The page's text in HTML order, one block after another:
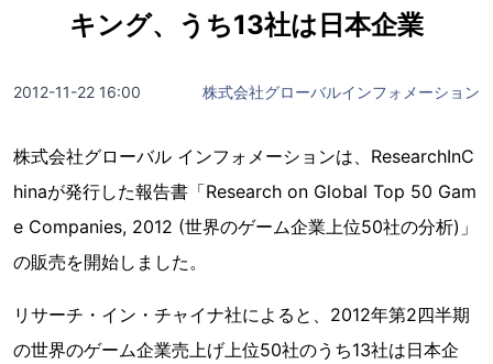
キング、うち13社は日本企業
2012-11-22 16:00 株式会社グローバルインフォメーション
株式会社グローバル インフォメーションは、ResearchInC
hinaが発行した報告書「Research on Global Top 50 Gam
e Companies, 2012 (世界のゲーム企業上位50社の分析)」
の販売を開始しました。
リサーチ・イン・チャイナ社によると、2012年第2四半期
の世界のゲーム企業売上げ上位50社のうち13社は日本企